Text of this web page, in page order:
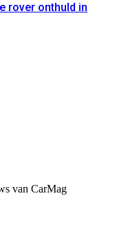
rover onthuld in
van CarMag